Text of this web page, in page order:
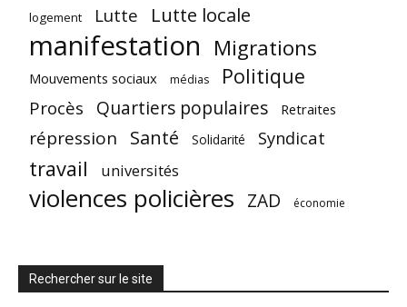
logement
Lutte Lutte locale
manifestation Migrations
Mouvements sociaux médias Politique
Procès Quartiers populaires Retraites
répression Santé Solidarité Syndicat
travail universités
violences policières ZAD économie
Rechercher sur le site